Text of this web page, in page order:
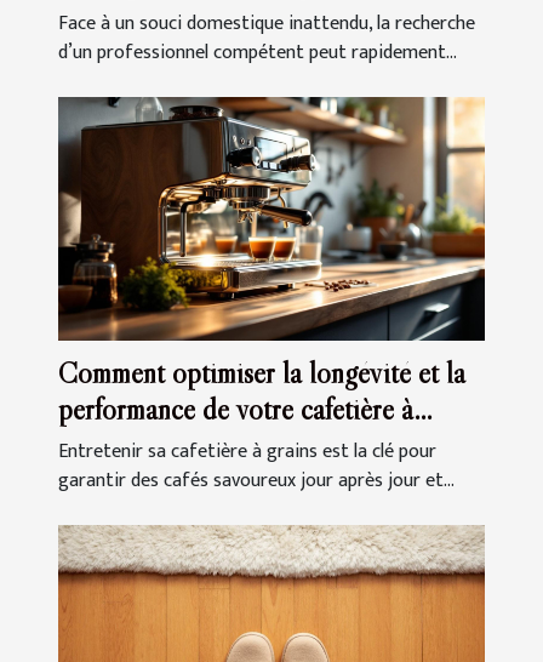
Face à un souci domestique inattendu, la recherche
d’un professionnel compétent peut rapidement...
Comment optimiser la longévité et la
performance de votre cafetière à
grains ?
Entretenir sa cafetière à grains est la clé pour
garantir des cafés savoureux jour après jour et...